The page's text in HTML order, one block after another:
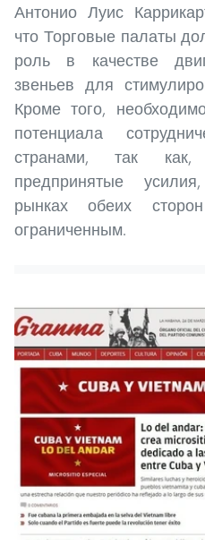
Антонио Луис
что Торговые палаты
роль в качестве
звеньев для
Кроме того,
потенциала
странами, так
предпринятые
рынках обеих
ограниченным.